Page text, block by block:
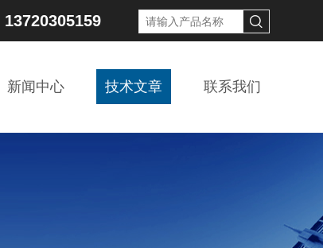
13720305159
新闻中心 技术文章 联系我们